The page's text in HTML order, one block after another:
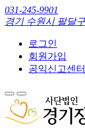
031-245-9901
경기 수원시 팔달
로그인
회원가입
공익신고센터